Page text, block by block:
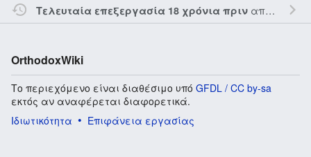
Τελευταία επεξεργασία 18 χρόνια πριναπό τον την
OrthodoxWiki
Το περιεχόμενο είναι διαθέσιμο υπό GFDL / CC by-sa
εκτός αν αναφέρεται διαφορετικά.
Ιδιωτικότητα
Επιφάνεια εργασίας